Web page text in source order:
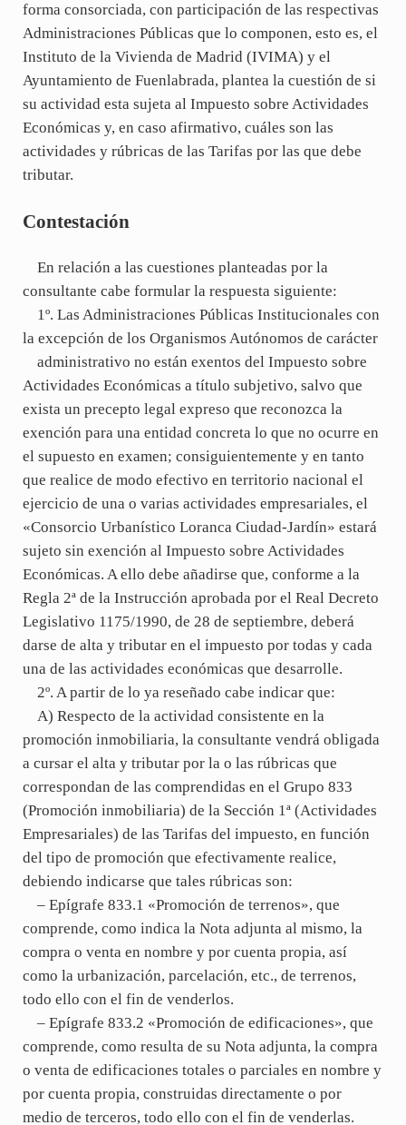
forma consorciada, con participación de las respectivas
Administraciones Públicas que lo componen, esto es, el
Instituto de la Vivienda de Madrid (IVIMA) y el
Ayuntamiento de Fuenlabrada, plantea la cuestión de si
su actividad esta sujeta al Impuesto sobre Actividades
Económicas y, en caso afirmativo, cuáles son las
actividades y rúbricas de las Tarifas por las que debe
tributar.
Contestación
En relación a las cuestiones planteadas por la
consultante cabe formular la respuesta siguiente:
1º. Las Administraciones Públicas Institucionales con
la excepción de los Organismos Autónomos de carácter
administrativo no están exentos del Impuesto sobre
Actividades Económicas a título subjetivo, salvo que
exista un precepto legal expreso que reconozca la
exención para una entidad concreta lo que no ocurre en
el supuesto en examen; consiguientemente y en tanto
que realice de modo efectivo en territorio nacional el
ejercicio de una o varias actividades empresariales, el
«Consorcio Urbanístico Loranca Ciudad-Jardín» estará
sujeto sin exención al Impuesto sobre Actividades
Económicas. A ello debe añadirse que, conforme a la
Regla 2ª de la Instrucción aprobada por el Real Decreto
Legislativo 1175/1990, de 28 de septiembre, deberá
darse de alta y tributar en el impuesto por todas y cada
una de las actividades económicas que desarrolle.
2º. A partir de lo ya reseñado cabe indicar que:
A) Respecto de la actividad consistente en la
promoción inmobiliaria, la consultante vendrá obligada
a cursar el alta y tributar por la o las rúbricas que
correspondan de las comprendidas en el Grupo 833
(Promoción inmobiliaria) de la Sección 1ª (Actividades
Empresariales) de las Tarifas del impuesto, en función
del tipo de promoción que efectivamente realice,
debiendo indicarse que tales rúbricas son:
– Epígrafe 833.1 «Promoción de terrenos», que
comprende, como indica la Nota adjunta al mismo, la
compra o venta en nombre y por cuenta propia, así
como la urbanización, parcelación, etc., de terrenos,
todo ello con el fin de venderlos.
– Epígrafe 833.2 «Promoción de edificaciones», que
comprende, como resulta de su Nota adjunta, la compra
o venta de edificaciones totales o parciales en nombre y
por cuenta propia, construidas directamente o por
medio de terceros, todo ello con el fin de venderlas.